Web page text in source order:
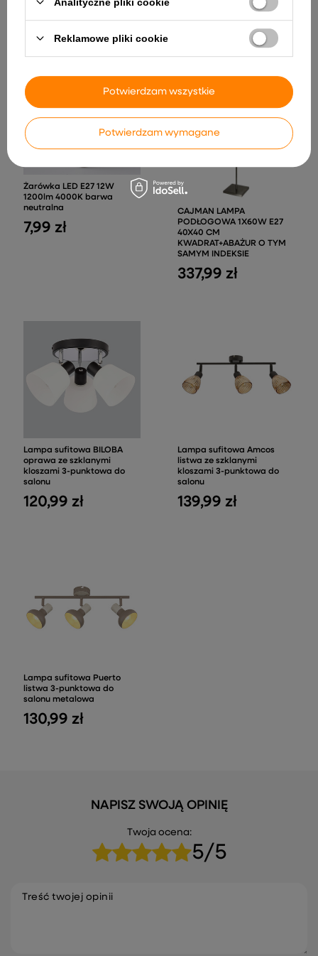
INNE PRODUKTY PRODUCENTA
Żarówka LED E27 12W
1200lm 4000K barwa
neutralna
7,99 zł
CAJMAN LAMPA
PODŁOGOWA 1X60W E27
40X40 CM
KWADRAT+ABAŻUR O TYM
SAMYM INDEKSIE
337,99 zł
Lampa sufitowa BILOBA
oprawa ze szklanymi
kloszami 3-punktowa do
salonu
120,99 zł
Lampa sufitowa Amcos
listwa ze szklanymi
kloszami 3-punktowa do
salonu
139,99 zł
Lampa sufitowa Puerto
listwa 3-punktowa do
salonu metalowa
130,99 zł
NAPISZ SWOJĄ OPINIĘ
Twoja ocena:
5/5
Treść twojej opinii
Reklamowe pliki cookie
Potwierdzam wymagane
Potwierdzam wszystkie